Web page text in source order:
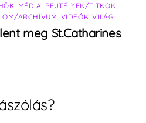
MÉDIA REJTÉLYEK/TITKOK
ARCHÍVUM VIDEÓK ,VILÁG
meg St.Catharines